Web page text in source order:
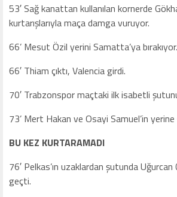
53′ Sağ kanattan kullanılan kornerde
kurtarışlarıyla maça damga vuruyor.
66’ Mesut Özil yerini Samatta’ya bırakıyor.
66′ Thiam çıktı, Valencia girdi.
70′ Trabzonspor maçtaki ilk isabetli
73’ Mert Hakan ve Osayi Samuel’in
BU KEZ KURTARAMADI
76′ Pelkas’ın uzaklardan şutunda
geçti.